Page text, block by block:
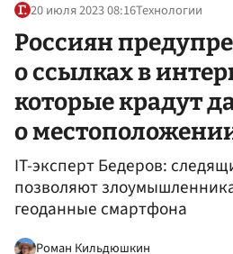
20 июля 2023 08:16Технологии
Россиян
о ссылках в
которые крадут
о
IT-эксперт Бедеров:
позволяют
геоданные смартфона
Роман Кильдюшкин